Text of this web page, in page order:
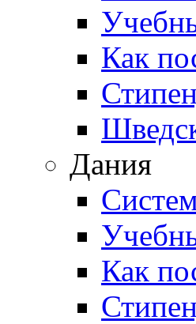
Как
Дания
Как